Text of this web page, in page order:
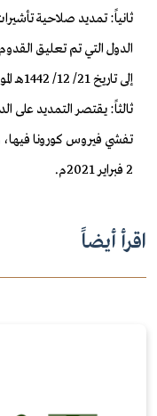
ثانياً: تمديد صلاحية
الدول التي تم تعليق
إلى تاريخ 21/ 12/ 1442هـ الموافق 31/ 7/ 2021م.
2 فبراير 2021م.
اقرأ أيضاً